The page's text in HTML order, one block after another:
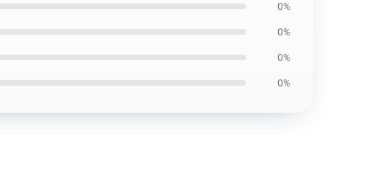
0%
0%
0%
0%